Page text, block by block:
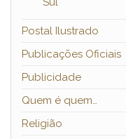
Postal Ilustrado
Publicações Oficiais
Publicidade
Quem é quem…
Religião